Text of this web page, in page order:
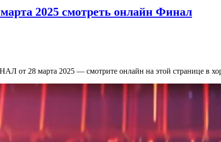
2025 смотреть онлайн Финал
от 28 марта 2025 — смотрите онлайн на этой странице в